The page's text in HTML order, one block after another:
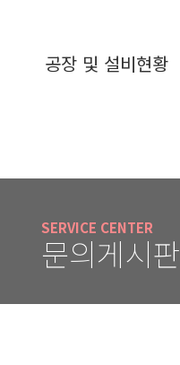
공장 및 설비현황
SERVICE CENTER
문의게시판